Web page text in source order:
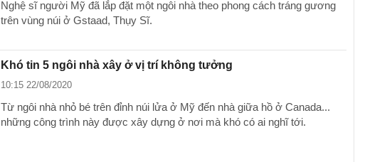
Nghệ sĩ người Mỹ đã lắp đặt một ngôi nhà theo phong cách tráng gương
trên vùng núi ở Gstaad, Thụy Sĩ.
Khó tin 5 ngôi nhà xây ở vị trí không tưởng
10:15 22/08/2020
Từ ngôi nhà nhỏ bé trên đỉnh núi lửa ở Mỹ đến nhà giữa hồ ở Canada...
những công trình này được xây dựng ở nơi mà khó có ai nghĩ tới.